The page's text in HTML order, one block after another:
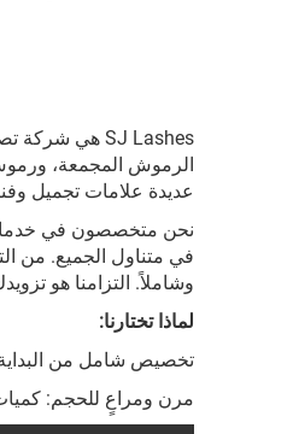
الرموش المجمعة،
عديدة علامات تجميل
نحن متخصصون في خدمات
في متناول الجميع. من
وشاملاً. التزامنا هو
لماذا تختارنا:
تخصيص شامل من
مرن ومراعٍ للحجم: